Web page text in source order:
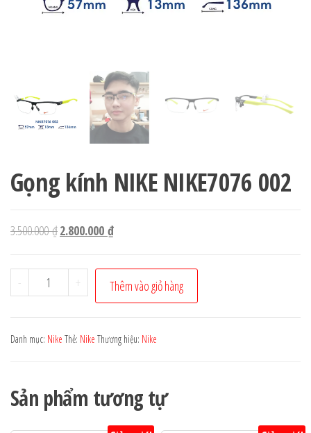
Gọng kính NIKE NIKE7076 002
3.500.000₫Giá
là:
3.500.000 ₫.
2.800.000 ₫Giá
tại
là:
2.800.000 ₫.
-
Gọng
kính
NIKE7076
lượng
+ Thêm vào giỏ hàng
Danh mục: Nike Thẻ: Nike Thương hiệu: Nike
Sản phẩm tương tự